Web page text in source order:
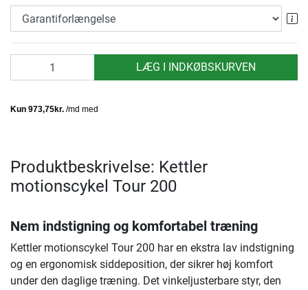
LÆG I INDKØBSKURVEN
Produktbeskrivelse: Kettler
motionscykel Tour 200
Nem indstigning og komfortabel træning
Kettler motionscykel Tour 200 har en ekstra lav indstigning
og en ergonomisk siddeposition, der sikrer høj komfort
under den daglige træning. Det vinkeljusterbare styr, den